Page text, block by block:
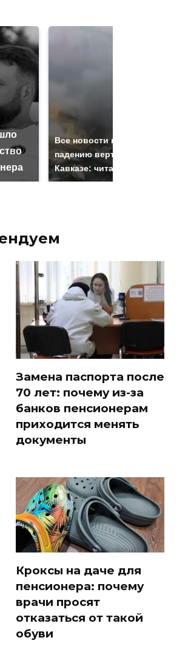
Все новости по
падению вертолета на
Кавказе: читать здесь
Замена паспорта после
70 лет: почему из-за
банков пенсионерам
приходится менять
документы
Кроксы на даче для
пенсионера: почему
врачи просят
отказаться от такой
обуви